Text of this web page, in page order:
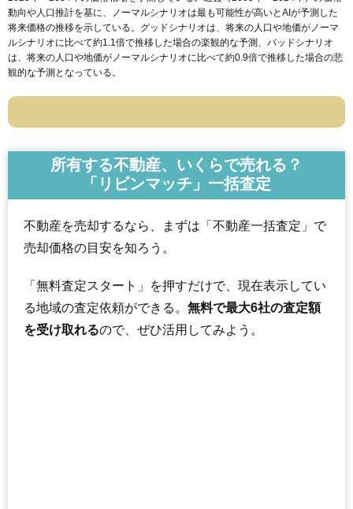
動向や人口推計を基に、ノーマルシナリオは最も可能性が高いとAIが予測した
将来価格の推移を示している。グッドシナリオは、将来の人口や地価がノーマ
ルシナリオに比べて約1.1倍で推移した場合の楽観的な予測、バッドシナリオ
は、将来の人口や地価がノーマルシナリオに比べて約0.9倍で推移した場合の悲
観的な予測となっている。
所有する不動産、いくらで売れる？
「リビンマッチ」一括査定
不動産を売却するなら、まずは「不動産一括査定」で
売却価格の目安を知ろう。
「無料査定スタート」を押すだけで、現在表示してい
る地域の査定依頼ができる。 無料で最大6社の査定額
を受け取れるので、ぜひ活用してみよう。